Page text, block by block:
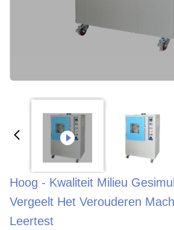
Hoog - Kwaliteit Milieu
Vergeelt Het Verouderen
Leertest